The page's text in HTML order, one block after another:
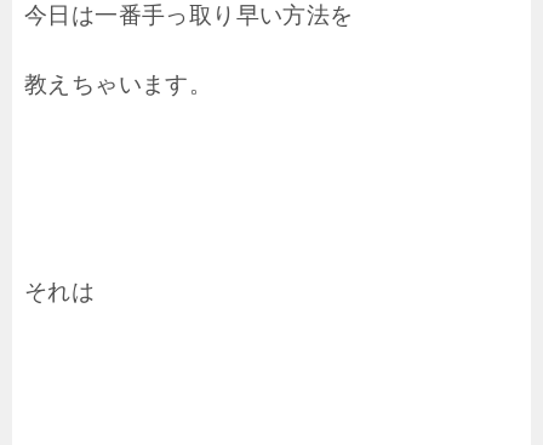
今日は一番手っ取り早い方法を
教えちゃいます。
それは